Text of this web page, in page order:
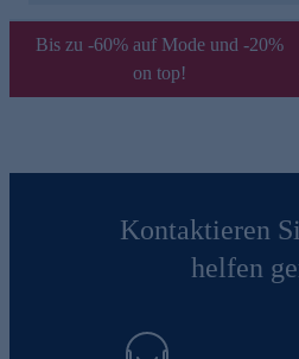
Bis zu -60% auf Mode und -20%
on top!
Kontaktieren
helfen